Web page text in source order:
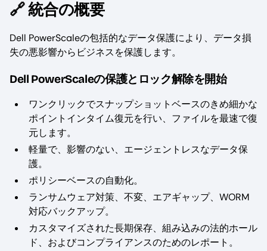
🔗 統合の概要
Dell PowerScaleの包括的なデータ保護により、データ損
失の悪影響からビジネスを保護します。
Dell PowerScaleの保護とロック解除を開始
ワンクリックでスナップショットベースのきめ細かな
ポイントインタイム復元を行い、ファイルを最速で復
元します。
軽量で、影響のない、エージェントレスなデータ保
護。
ポリシーベースの自動化。
ランサムウェア対策、不変、エアギャップ、WORM
対応バックアップ。
カスタマイズされた長期保存、組み込みの法的ホール
ド、およびコンプライアンスのためのレポート。